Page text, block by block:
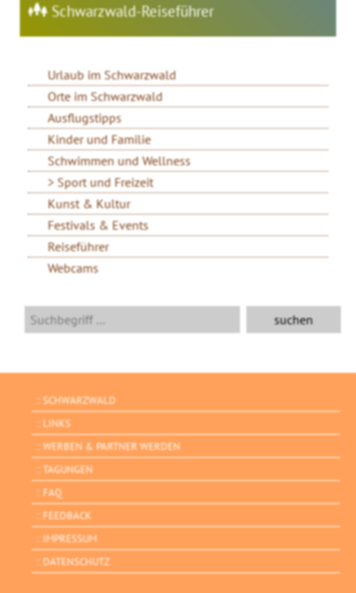
Schwarzwald-Reiseführer
Urlaub im Schwarzwald
Orte im Schwarzwald
Ausflugstipps
Kinder und Familie
Schwimmen und Wellness
Sport und Freizeit
Kunst & Kultur
Festivals & Events
Reiseführer
Webcams
SCHWARZWALD
LINKS
WERBEN & PARTNER WERDEN
TAGUNGEN
FAQ
FEEDBACK
IMPRESSUM
DATENSCHUTZ